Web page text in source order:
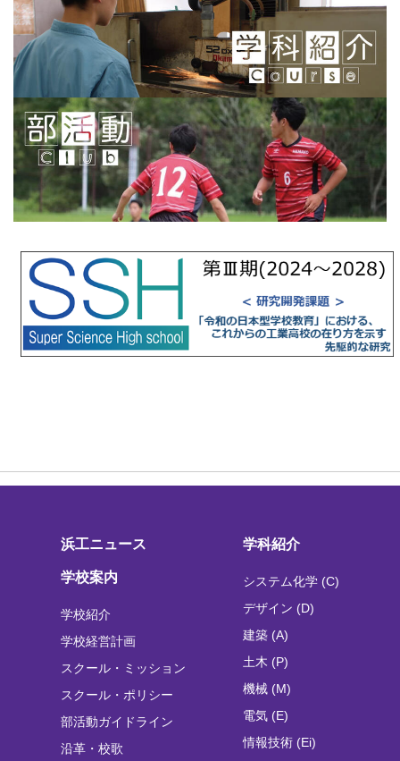
浜工ニュース
学校案内
学校紹介
学校経営計画
スクール・ミッション
スクール・ポリシー
部活動ガイドライン
沿革・校歌
学科紹介
システム化学 (C)
デザイン (D)
建築 (A)
土木 (P)
機械 (M)
電気 (E)
情報技術 (Ei)